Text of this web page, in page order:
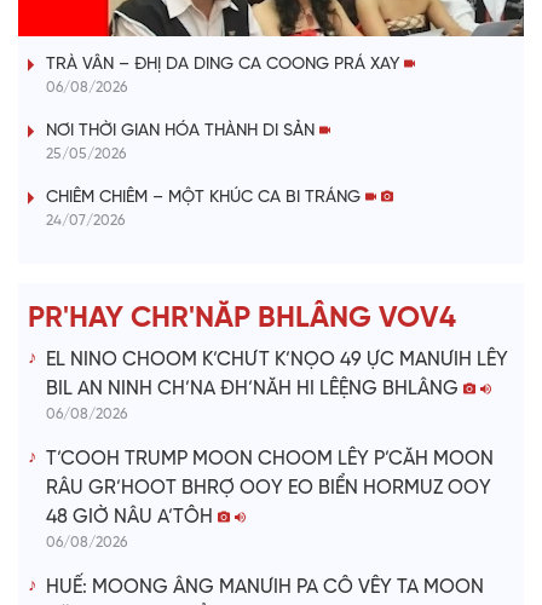
a
V
i
e
o
VÀI PHÚT DÀNH CHO QUẢNG BÁ
TRÀ VÂN – ĐHỊ DA DING CA COONG PRÁ XAY
06/08/2026
NƠI THỜI GIAN HÓA THÀNH DI SẢN
25/05/2026
CHIÊM CHIÊM – MỘT KHÚC CA BI TRÁNG
24/07/2026
PR'HAY CHR'NĂP BHLÂNG VOV4
EL NINO CHOOM K’CHƯT K’NỌO 49 ỰC MANƯIH LÊY
BIL AN NINH CH’NA ĐH’NĂH HI LÊỆNG BHLÂNG
06/08/2026
T’COOH TRUMP MOON CHOOM LÊY P’CĂH MOON
RÂU GR’HOOT BHRỢ OOY EO BIỂN HORMUZ OOY
48 GIỜ NÂU A’TÔH
06/08/2026
HUẾ: MOONG ÂNG MANƯIH PA CÔ VÊY TA MOON